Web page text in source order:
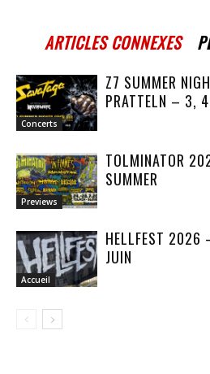
ARTICLES CONNEXES
Concerts
Z7 SUMMER
PRATTELN – 3,
Previews
TOLMINATOR
SUMMER
Accueil
HELLFEST 2026
JUIN